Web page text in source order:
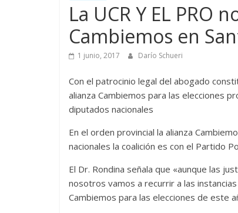
La UCR Y EL
Cambiemos en
1 junio, 2017 Darío Schueri
Con el patrocinio legal del abogado
alianza Cambiemos para las elecciones
diputados nacionales
En el orden provincial la alianza
nacionales la coalición es con el Partido
El Dr. Rondina señala que «aunque las
nosotros vamos a recurrir a las
Cambiemos para las elecciones de este